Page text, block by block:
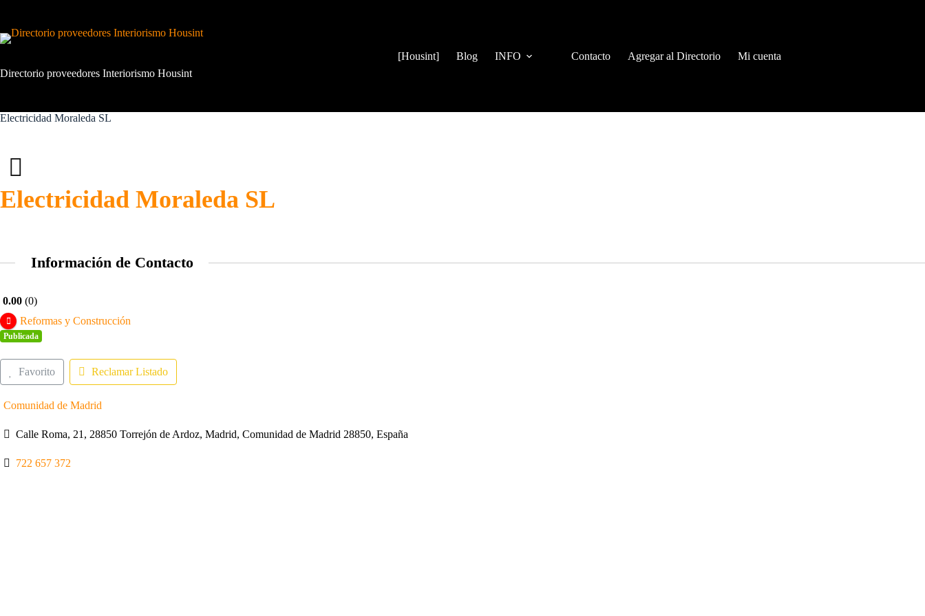
contenido
Directorio proveedores Interiorismo Housint
[Housint] Blog INFO Contacto Agregar al Directorio Mi cuenta
Electricidad Moraleda SL
Electricidad Moraleda SL
Información de Contacto
0.00 0
Reformas y Construcción
Publicada
Favorito Reclamar Listado
Comunidad de Madrid
Calle Roma, 21, 28850 Torrejón de Ardoz, Madrid, Comunidad de Madrid 28850, España
722 657 372